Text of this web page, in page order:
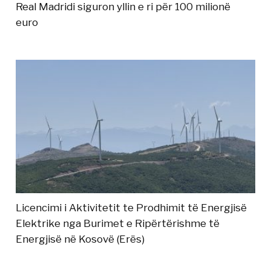
Real Madridi siguron yllin e ri për 100 milionë
euro
Licencimi i Aktivitetit te Prodhimit të Energjisë
Elektrike nga Burimet e Ripërtërishme të
Energjisë në Kosovë (Erës)